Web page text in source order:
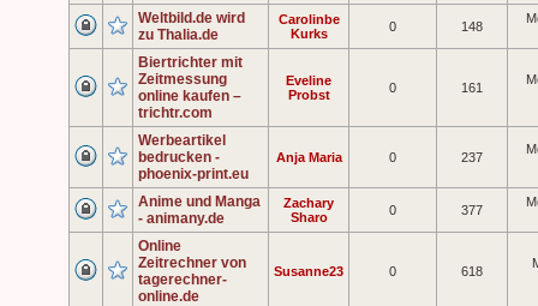
Weltbild.de wird
zu Thalia.de
Carolinbe
Kurks
0 148
Biertrichter mit
Zeitmessung
online kaufen –
trichtr.com
Eveline
Probst
0 161
Werbeartikel
bedrucken -
phoenix-print.eu
Anja Maria 0 237
Anime und Manga
- animany.de
Zachary
Sharo
0 377
Online
Zeitrechner von
tagerechner-
online.de
Susanne23 0 618